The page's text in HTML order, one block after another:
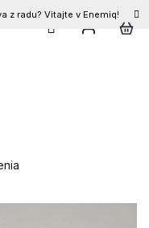
z radu? Vitajte v Enemiq!